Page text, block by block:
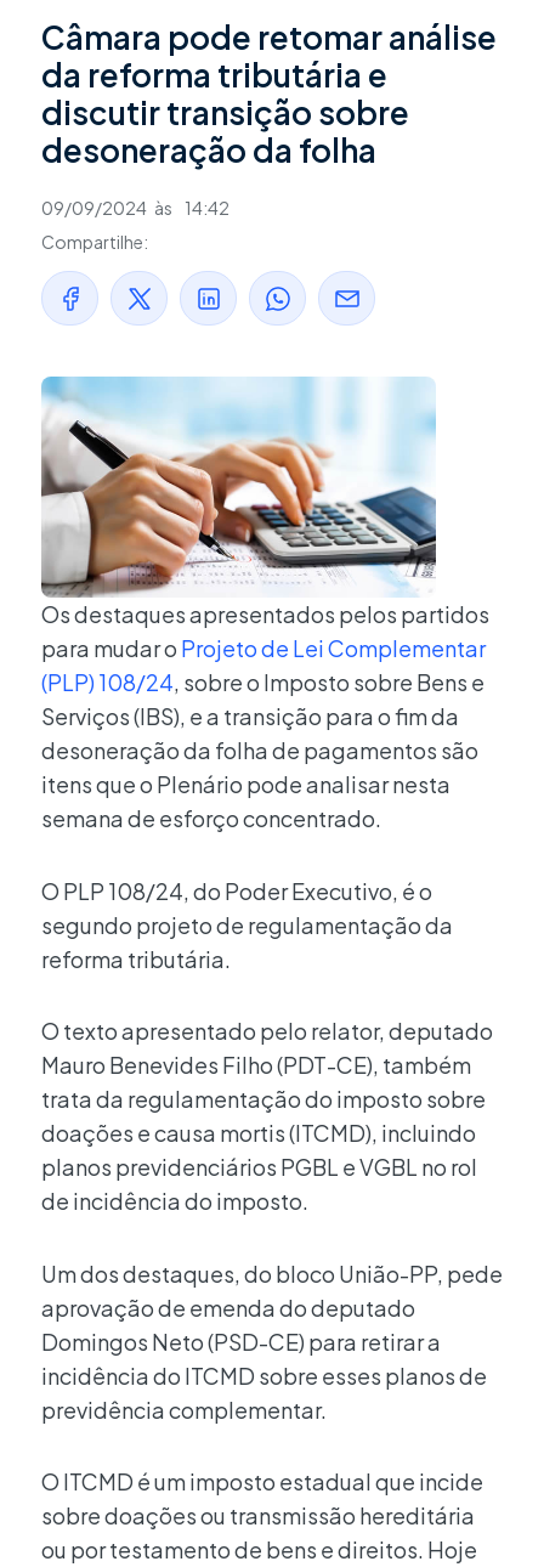
Câmara pode retomar análise
da reforma tributária e
discutir transição sobre
desoneração da folha
09/09/2024 às
14:42
Compartilhe:
Os destaques apresentados pelos partidos
para mudar o Projeto de Lei Complementar
(PLP) 108/24, sobre o Imposto sobre Bens e
Serviços (IBS), e a transição para o fim da
desoneração da folha de pagamentos são
itens que o Plenário pode analisar nesta
semana de esforço concentrado.
O PLP 108/24, do Poder Executivo, é o
segundo projeto de regulamentação da
reforma tributária.
O texto apresentado pelo relator, deputado
Mauro Benevides Filho (PDT-CE), também
trata da regulamentação do imposto sobre
doações e causa mortis (ITCMD), incluindo
planos previdenciários PGBL e VGBL no rol
de incidência do imposto.
Um dos destaques, do bloco União-PP, pede
aprovação de emenda do deputado
Domingos Neto (PSD-CE) para retirar a
incidência do ITCMD sobre esses planos de
previdência complementar.
O ITCMD é um imposto estadual que incide
sobre doações ou transmissão hereditária
ou por testamento de bens e direitos. Hoje